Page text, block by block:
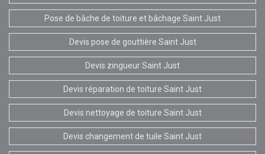
Pose de bâche de toiture et bâchage Saint Just
Devis pose de gouttière Saint Just
Devis zingueur Saint Just
Devis réparation de toiture Saint Just
Devis nettoyage de toiture Saint Just
Devis changement de tuile Saint Just